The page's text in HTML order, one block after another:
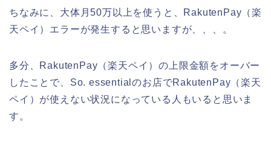
ちなみに、大体月50万以上を使うと、RakutenPay（楽
天ペイ）エラーが発生すると思いますが、、、。
多分、RakutenPay（楽天ペイ）の上限金額をオーバー
したことで、So. essentialのお店でRakutenPay（楽天
ペイ）が使えない状況になっている人もいると思いま
す。